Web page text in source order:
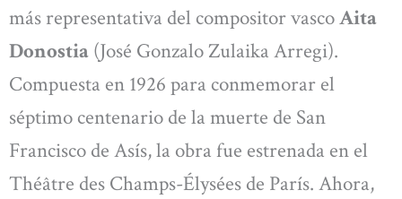
más representativa del compositor vascoAita
Donostia (José Gonzalo Zulaika Arregi).
Compuesta en 1926 para conmemorar el
séptimo centenario de la muerte de San
Francisco de Asís, la obra fue estrenada en el
Théâtre des Champs-Élysées de París. Ahora,